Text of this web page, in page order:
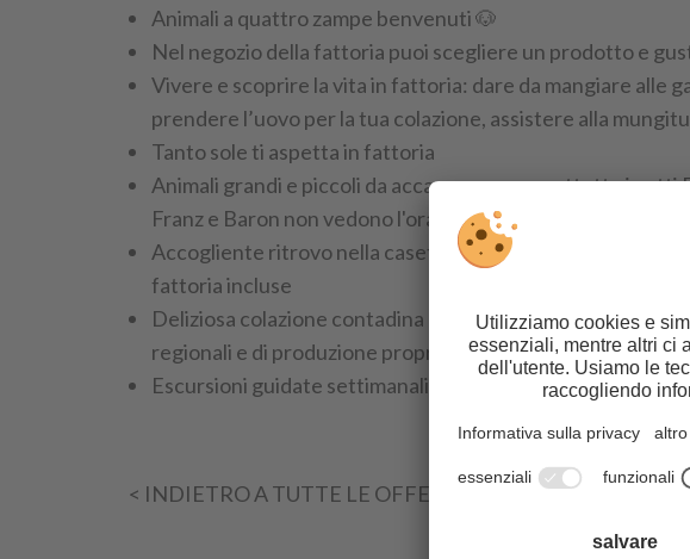
Animali a quattro zampe benvenuti 🐶
Nel negozio della fattoria puoi scegliere un prodotto e
Vivere e scoprire la vita in fattoria: dare da mangiare alle
prendere l’uovo per la tua colazione, assistere alla
Tanto sole ti aspetta in fattoria
Animali grandi e piccoli da accarezzare, soprattutto i gatti
Franz e Baron non vedono l'ora di ricevere le tue coccole 🐈
Accogliente ritrovo nella casetta di legno con tante
fattoria incluse
Deliziosa colazione contadina e merenda a pagamento
regionali e di produzione propria
Escursioni guidate settimanali con l'associazione turistica
< INDIETRO A TUTTE LE OFFERTE